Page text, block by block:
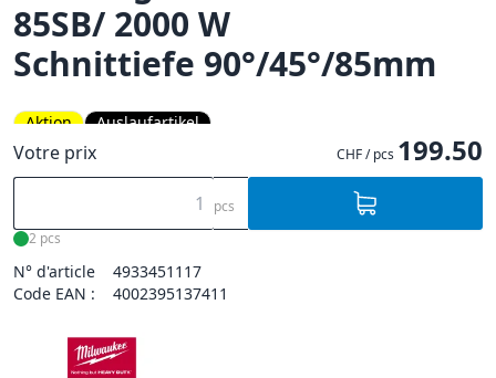
85SB/ 2000 W
Schnittiefe 90°/45°/85mm
Aktion Auslaufartikel
Votre prix CHF / pcs 199.50
pcs
2 pcs
N° d'article
4933451117
Code EAN :
4002395137411